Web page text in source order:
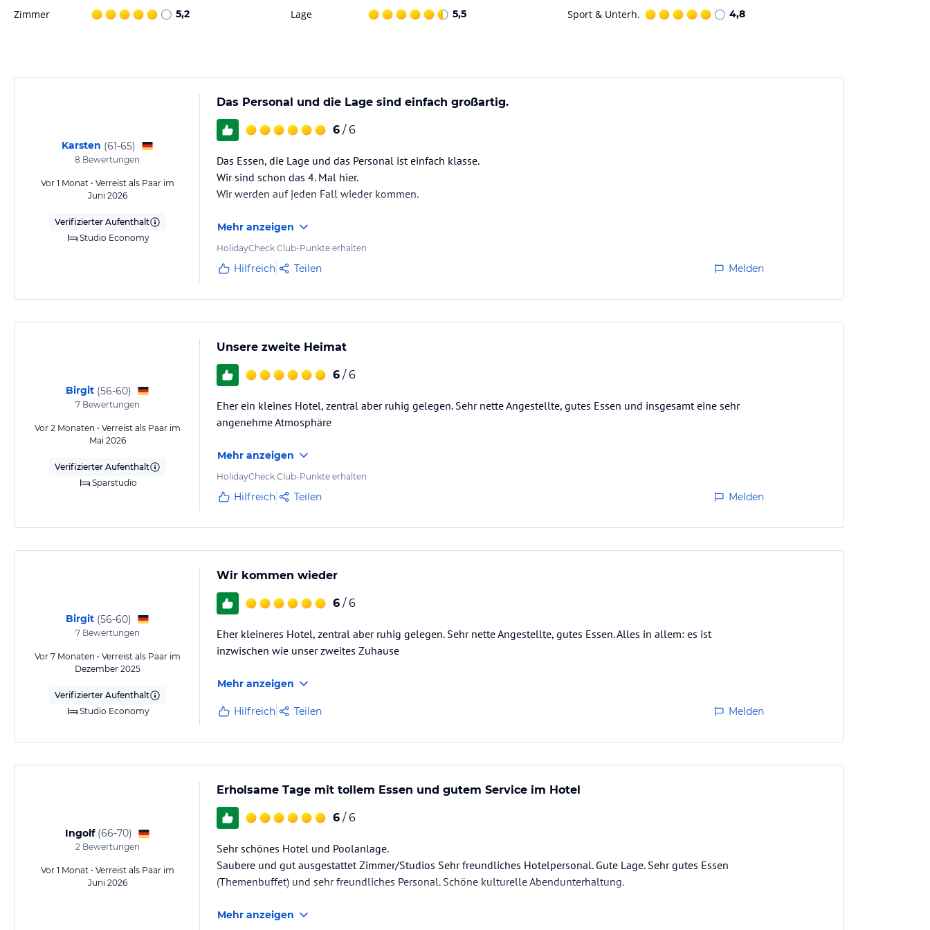
-Beheizter Swimming-pool (November bis März), umgeben von einer großen Sonnenterrasse.
-Klimaanlage in den Gemeinschaftsbereichen.
-WiFi im ganzen Hotel.
-Lesezimmer, TV- und Spielzimmer.
-Parkplätze (je nach Verfügbarkeit bei der Ankunft)
Gewähr und ohne Prüfung durch HolidayCheck. Bitte lies vor der Buchung die verbindlichen
Zimmer 5,2 Lage 5,5 Sport & Unterh. 4,8
Karsten (61-65)
8 Bewertungen
Vor 1 Monat • Verreist als Paar im
Juni 2026
Verifizierter Aufenthalt
Studio Economy
Das Personal und die Lage sind einfach großartig.
6 / 6
Das Essen, die Lage und das Personal ist einfach klasse.
Wir sind schon das 4. Mal hier.
Wir werden auf jeden Fall wieder kommen.
Mehr anzeigen
HolidayCheck Club-Punkte erhalten
Hilfreich Teilen Melden
Birgit (56-60)
7Bewertungen
Vor 2 Monaten • Verreist als Paar im
Mai 2026
Verifizierter Aufenthalt
Sparstudio
Unsere zweite Heimat
6 / 6
Eher ein kleines Hotel, zentral aber ruhig gelegen. Sehr nette Angestellte, gutes Essen und insgesamt eine sehr
angenehme Atmosphäre
Mehr anzeigen
HolidayCheck Club-Punkte erhalten
Hilfreich Teilen Melden
Birgit (56-60)
7Bewertungen
Vor 7 Monaten • Verreist als Paar im
Dezember 2025
Verifizierter Aufenthalt
Studio Economy
Wir kommen wieder
6 / 6
Eher kleineres Hotel, zentral aber ruhig gelegen. Sehr nette Angestellte, gutes Essen. Alles in allem: es ist
inzwischen wie unser zweites Zuhause
Mehr anzeigen
Hilfreich Teilen Melden
Ingolf (66-70)
2Bewertungen
Vor 1 Monat • Verreist als Paar im
Juni 2026
Erholsame Tage mit tollem Essen und gutem Service im Hotel
6 / 6
Sehr schönes Hotel und Poolanlage.
Saubere und gut ausgestattet Zimmer/Studios Sehr freundliches Hotelpersonal. Gute Lage. Sehr gutes Essen
(Themenbuffet) und sehr freundliches Personal. Schöne kulturelle Abendunterhaltung.
Mehr anzeigen